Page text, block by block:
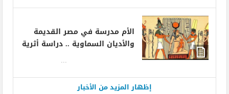
الأم مدرسة في مصر القديمة
والأديان السماوية .. دراسة أثرية
إظهار المزيد من الأخبار